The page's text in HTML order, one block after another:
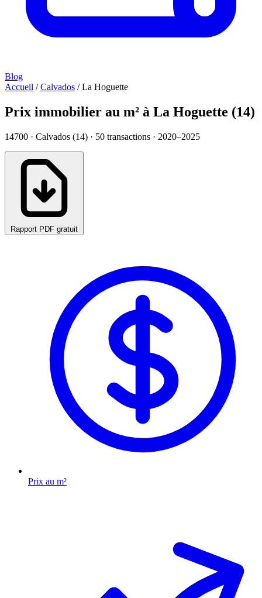
Blog
Accueil / Calvados / La Hoguette
Prix immobilier au m² à La Hoguette (14)
14700 · Calvados (14) · 50 transactions · 2020–2025
Rapport PDF gratuit
Prix au m²